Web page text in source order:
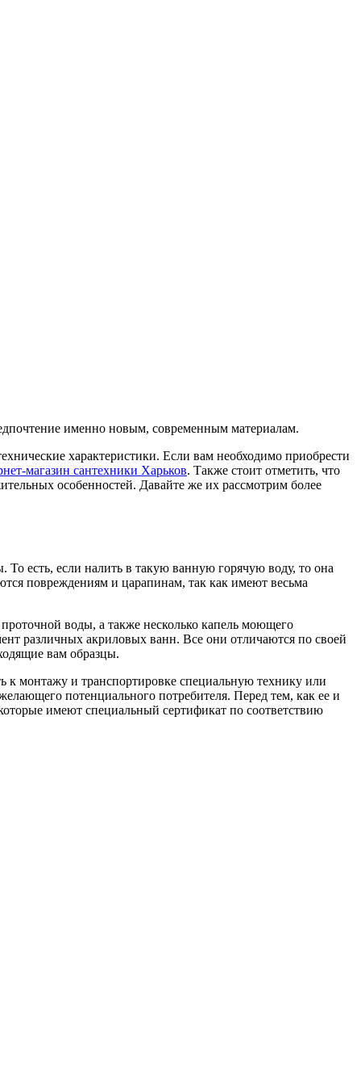
именно новым, современным материалам.
характеристики. Если вам необходимо приобрести
магазин сантехники Харьков. Также стоит отметить, что
особенностей. Давайте же их рассмотрим более
есть, если налить в такую ванную горячую воду, то она
повреждениям и царапинам, так как имеют весьма
воды, а также несколько капель моющего
различных акриловых ванн. Все они отличаются по своей
вам образцы.
к монтажу и транспортировке специальную технику или
потенциального потребителя. Перед тем, как ее и
имеют специальный сертификат по соответствию